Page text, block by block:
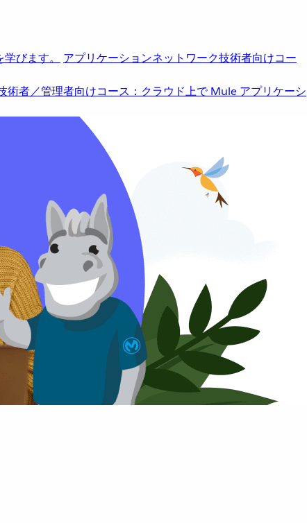
びます。 アプリケーションネットワーク技術者向けコー
術者／管理者向けコース：クラウド上で Mule アプリケーシ